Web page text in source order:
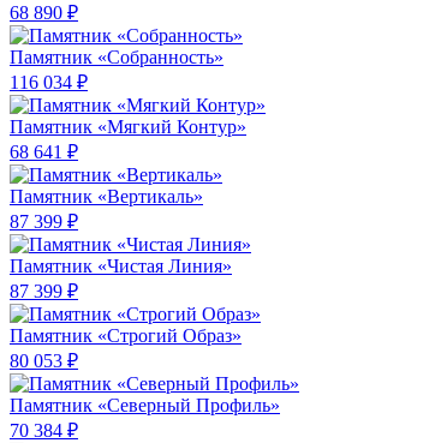
68 890 ₽
Памятник «Собранность»
116 034 ₽
Памятник «Мягкий Контур»
68 641 ₽
Памятник «Вертикаль»
87 399 ₽
Памятник «Чистая Линия»
87 399 ₽
Памятник «Строгий Образ»
80 053 ₽
Памятник «Северный Профиль»
70 384 ₽